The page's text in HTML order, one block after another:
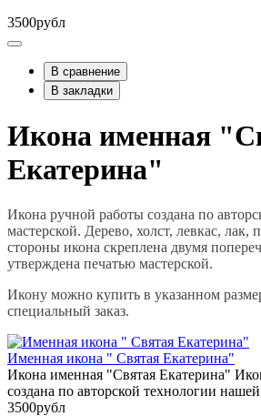
3500рубл
В сравнение
В закладки
Икона именная
Екатерина"
Икона ручной работы создана по
мастерской. Дерево, холст, левкас, лак,
стороны икона скреплена двумя
утверждена печатью мастерской.
Икону можно купить в указанном
специальный заказ.
Именная икона " Святая Екатерина"
Икона именная "Святая Екатерина"
создана по авторской технологии
3500рубл